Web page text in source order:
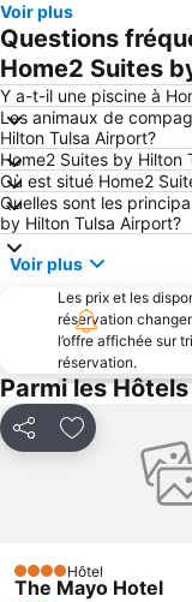
Voir plus
Questions
Home2 Suites
Y a-t-il une piscine à
Les animaux de
Hilton Tulsa Airport?
Home2 Suites by
Où est situé Home2
Quelles sont les
by Hilton Tulsa Airport?
Voir plus
Les prix et les
réservation
l’offre affichée sur
réservation.
Parmi les
PartagerAjouter à
4 ÉtoilesHôtel
The Mayo Hotel